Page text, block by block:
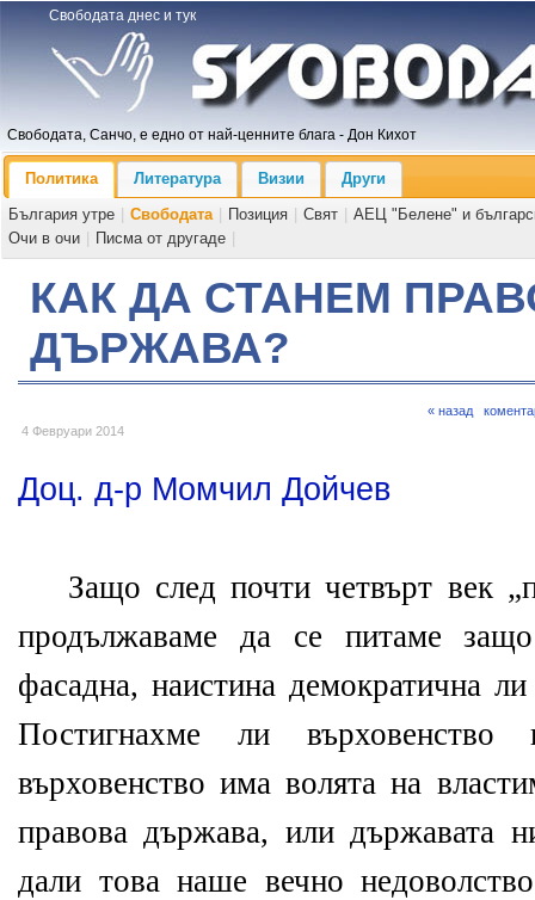
Свободата днес и тук
Свободата, Санчо, е едно от най-ценните блага - Дон Кихот
Политика Литература Визии
Други
България утре
Свободата Позиция Свят
АЕЦ "Белене" и
Очи в очи
Писма от другаде
КАК ДА СТАНЕМ
ДЪРЖАВА?
4 Февруари 2014
« назад
Доц. д-р Момчил Дойчев
Защо след почти четвърт век
продължаваме да се питаме
фасадна, наистина демократична
Постигнахме ли
върховенство има волята на
правова държава, или държавата
дали това наше вечно